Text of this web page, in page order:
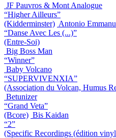
JF Pauvros & Mont Analogue
“Higher Ailleurs”
(Kidderminster) Antonio
“Danse Avec Les (...)”
(Entre-Soi)
Big Boss Man
“Winner”
Baby Volcano
“SUPERVIVENXIA”
(Association du Volcan, Humus
Betunizer
“Grand Veta”
(Bcore) Bis Kaidan
“2”
(Specific Recordings (édition